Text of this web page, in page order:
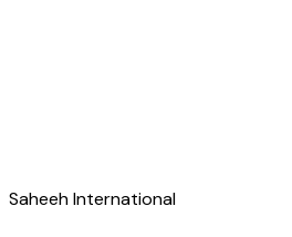
Saheeh International